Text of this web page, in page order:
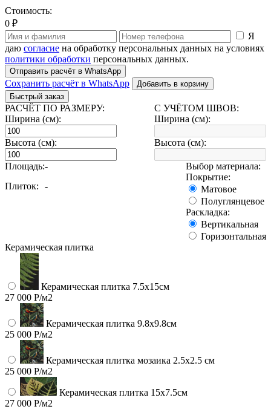
Стоимость:
0 ₽
Я
даю согласие на обработку персональных данных на условиях
политики обработки персональных данных.
Отправить расчёт в WhatsApp
Сохранить расчёт в WhatsApp
Добавить в корзину
Быстрый заказ
РАСЧЁТ ПО РАЗМЕРУ:
Ширина (см):
Высота (см):
С УЧЁТОМ ШВОВ:
Ширина (см):
Высота (см):
Площадь:-
Плиток:
-
Выбор материала:
Покрытие:
Матовое
Полуглянцевое
Раскладка:
Вертикальная
Горизонтальная
Керамическая плитка
Керамическая плитка 7.5х15см
27 000 Р/м2
Керамическая плитка 9.8x9.8см
25 000 Р/м2
Керамическая плитка мозаика 2.5x2.5 см
25 000 Р/м2
Керамическая плитка 15х7.5см
27 000 Р/м2